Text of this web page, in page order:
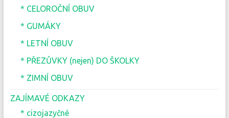
* CELOROČNÍ OBUV
* GUMÁKY
* LETNÍ OBUV
* PŘEZŮVKY (nejen) DO ŠKOLKY
* ZIMNÍ OBUV
ZAJÍMAVÉ ODKAZY
* cizojazyčné